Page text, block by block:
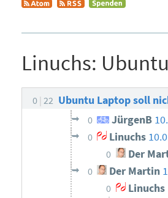
Linuchs:
0 22 Ubuntu Laptop soll
0 JürgenB
0 Linuchs
0 Der
0 Der Martin
0 Linuchs